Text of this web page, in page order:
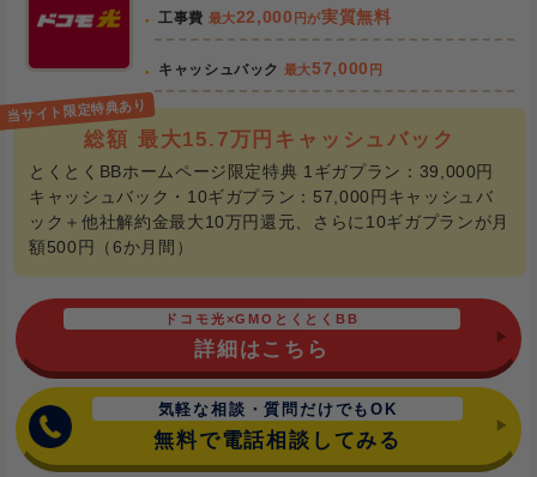
工事費 最大22,000 円が実質無料
キャッシュバック 最大57,000 円
総額 最大15.7万円キャッシュバック
とくとくBBホームページ限定特典 1ギガプラン：39,000円
キャッシュバック・10ギガプラン：57,000円キャッシュバ
ック＋他社解約金最大10万円還元、さらに10ギガプランが月
額500円（6か月間）
ドコモ光×GMOとくとくBB
詳細はこちら
気軽な相談・質問だけでもOK
無料で電話相談してみる